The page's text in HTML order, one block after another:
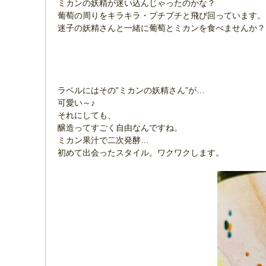
ミカンの妖精が迷い込んじゃったのかな？
葡萄の周りをキラキラ・プチプチと飛び回っていま
迷子の妖精さんと一緒に葡萄とミカンを食べませんか？
ラベルにはその”ミカンの妖精さん”が…
可愛い～♪
それにしても、
醸造ってすごく自由なんですね。
ミカン果汁で二次発酵…
初めて出会ったスタイル。ワクワクします。